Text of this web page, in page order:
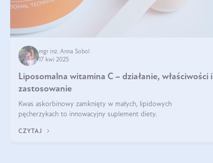
mgr inż. Anna Sobol
17 kwi 2025
Liposomalna witamina C – działanie, właściwości i
zastosowanie
Kwas askorbinowy zamknięty w małych, lipidowych
pęcherzykach to innowacyjny suplement diety.
CZYTAJ